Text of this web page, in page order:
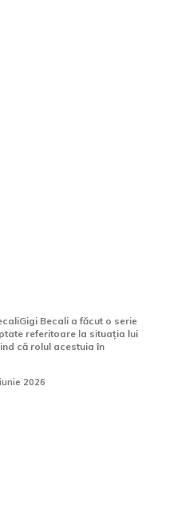
Becali a făcut o serie
referitoare la situația lui
că rolul acestuia în
2026